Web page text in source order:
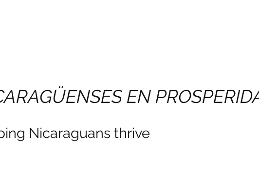
EN
Nicaraguans thrive